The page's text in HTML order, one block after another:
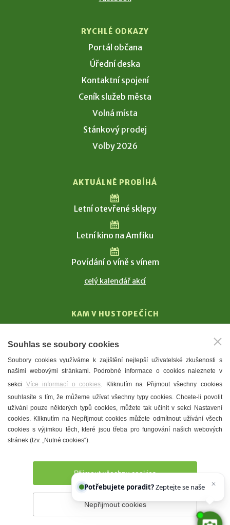
RYCHLÉ ODKAZY
Portál občana
Úřední deska
Kontaktní spojení
Ceník služeb města
Volná místa
Stánkový prodej
Volby 2026
AKTUÁLNĚ PROBÍHÁ
Letní otevřené sklepy
Letní kino na Amfiku
Povídání o víně s vínem
celý kalendář akcí
KAM V HUSTOPEČÍCH
T. G. Masaryk
Mandloně
Ubytování
Restaurace
Městské muzeum a galerie
Denní meníčka
Prohlášení o přístupnosti Správce webu
Souhlas se soubory cookies
Soubory cookies využíváme k zajištění nejlepší uživatelské zkušenosti s
našimi webovými stránkami. Podrobné informace o cookies naleznete v
sekci Více informací o cookies. Kliknutím na Přijmout všechny cookies
souhlasíte s tím, že můžeme užívat všechny typy cookies. Chcete-li povolit
užívání pouze některých typů cookies, můžete tak učinit v sekci Nastavení
cookies. Kliknutím na Nepřijmout cookies můžete odmítnout užívání všech
cookies s výjimkou těch, které jsou třeba pro fungování našich webových
stránek (tzv. „Nutné cookies“).
Přijmout všechny cookies
Nepřijmout cookies
Potřebujete poradit? Zeptejte se našeho asiste